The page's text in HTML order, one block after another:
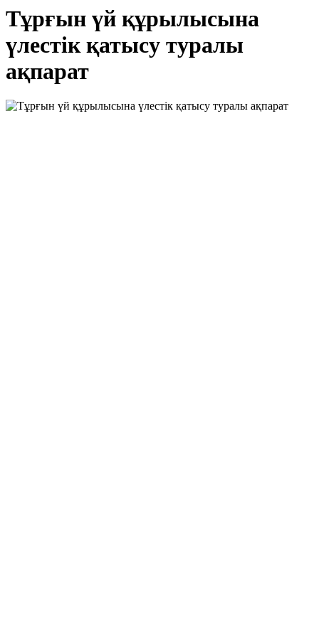
Тұрғын үй құрылысына
үлестік қатысу туралы
ақпарат